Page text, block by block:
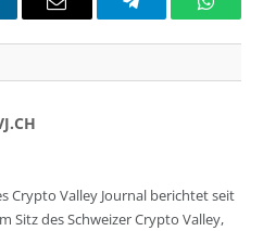
Email Telegram
Crypto Valley Journal berichtet seit
Sitz des Schweizer Crypto Valley,